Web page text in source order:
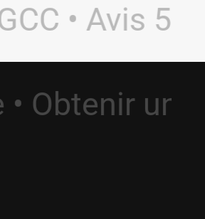
• Avis 5.0
• Obtenir